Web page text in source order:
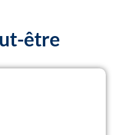
être